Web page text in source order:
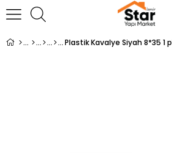
Plastik Kavalye Siyah 8*35 1